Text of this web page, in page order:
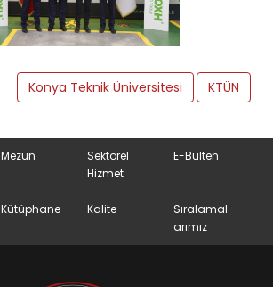
Konya Teknik Üniversitesi KTÜN
Mezun
Sektörel
Hizmet
E-Bülten
Kütüphane Kalite
Sıralamal
arımız